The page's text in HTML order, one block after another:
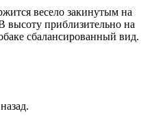
весело закинутым на
приблизительно на
сбалансированный вид.